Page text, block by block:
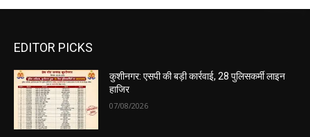
EDITOR PICKS
कुशीनगर: एसपी की बड़ी कार्रवाई, 28 पुलिसकर्मी लाइन
हाजिर
07/08/2026